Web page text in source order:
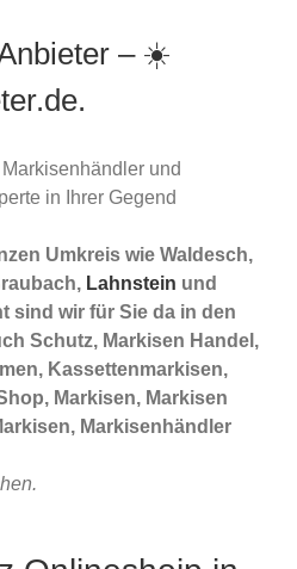
– ☀️
und
in Ihrer Gegend
Umkreis wie Waldesch,
Lahnstein und
sind wir für Sie da in den
Schutz, Markisen Handel,
Kassettenmarkisen,
Markisen, Markisen
Markisenhändler